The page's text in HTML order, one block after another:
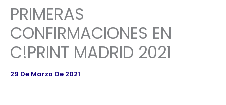
PRIMERAS
CONFIRMACIONES EN
C!PRINT MADRID 2021
29 De Marzo De 2021